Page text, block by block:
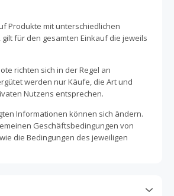
Produkte mit unterschiedlichen
gilt für den gesamten Einkauf die jeweils
richten sich in der Regel an
werden nur Käufe, die Art und
Nutzens entsprechen.
Informationen können sich ändern.
Geschäftsbedingungen von
die Bedingungen des jeweiligen